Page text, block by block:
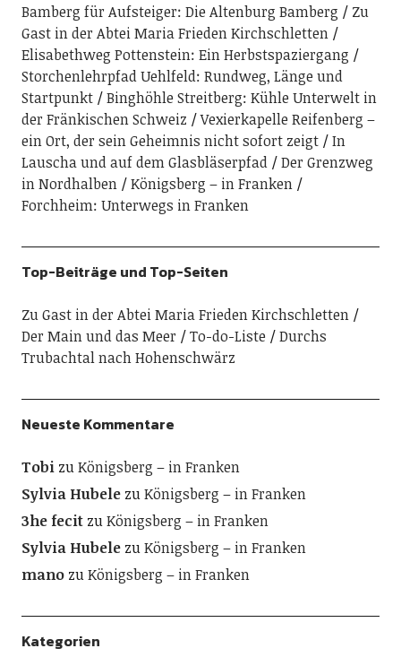
Bamberg für Aufsteiger: Die Altenburg Bamberg
Zu
Gast in der Abtei Maria Frieden Kirchschletten
Elisabethweg Pottenstein: Ein Herbstspaziergang
Storchenlehrpfad Uehlfeld: Rundweg, Länge und
Startpunkt
Binghöhle Streitberg: Kühle Unterwelt in
der Fränkischen Schweiz
Vexierkapelle Reifenberg –
ein Ort, der sein Geheimnis nicht sofort zeigt
In
Lauscha und auf dem Glasbläserpfad
Der Grenzweg
in Nordhalben
Königsberg – in Franken
Forchheim: Unterwegs in Franken
Top-Beiträge und Top-Seiten
Zu Gast in der Abtei Maria Frieden Kirchschletten
Der Main und das Meer
To-do-Liste
Durchs
Trubachtal nach Hohenschwärz
Neueste Kommentare
TobizuKönigsberg – in Franken
Sylvia HubelezuKönigsberg – in Franken
3he fecitzuKönigsberg – in Franken
Sylvia HubelezuKönigsberg – in Franken
manozuKönigsberg – in Franken
Kategorien